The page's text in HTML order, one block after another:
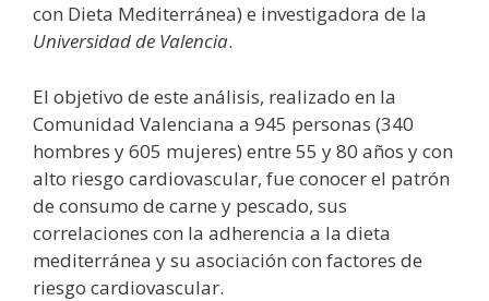
con Dieta Mediterránea) e investigadora de la
Universidad de Valencia.
El objetivo de este análisis, realizado en la
Comunidad Valenciana a 945 personas (340
hombres y 605 mujeres) entre 55 y 80 años y con
alto riesgo cardiovascular, fue conocer el patrón
de consumo de carne y pescado, sus
correlaciones con la adherencia a la dieta
mediterránea y su asociación con factores de
riesgo cardiovascular.